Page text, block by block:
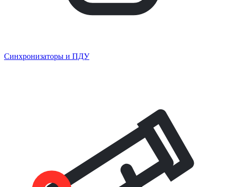
Синхронизаторы и ПДУ